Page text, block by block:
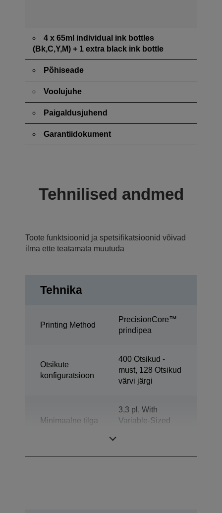
4 x 65ml individual ink bottles
(Bk,C,Y,M) + 1 extra black ink bottle
Põhiseade
Voolujuhe
Paigaldusjuhend
Garantiidokument
Tehnilised andmed
Toote funktsioonid ja spetsifikatsioonid võivad
ilma ette teatamata muutuda
Tehnika
Printing Method
PrecisionCore™
prindipea
Otsikute
konfiguratsioon
400 Otsikud -
must, 128 Otsikud
värvi järgi
Minimaalne tilga
3,3 pl, With
Variable-Sized